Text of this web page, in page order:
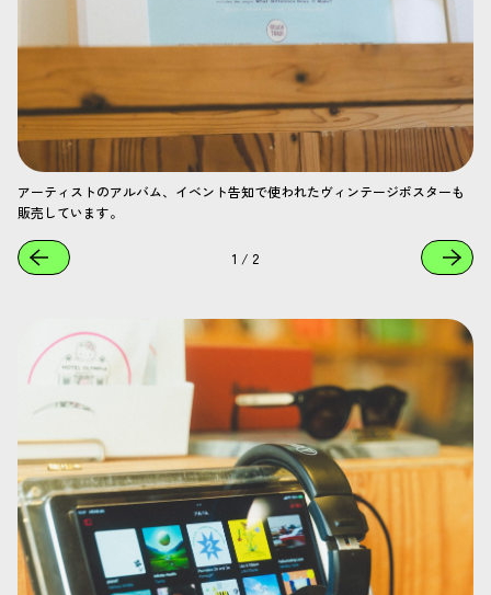
アーティストのアルバム、イベント告知で使われたヴィンテージポスターも
販売しています。
1 / 2